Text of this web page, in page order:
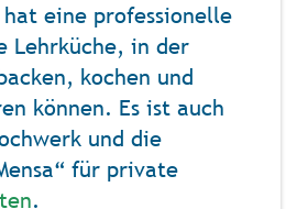
hat eine professionelle
Lehrküche, in der
kochen und
können. Es ist auch
und die
für private
.